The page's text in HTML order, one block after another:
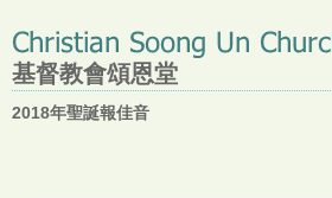
基督教會頌恩堂
2018年聖誕報佳音